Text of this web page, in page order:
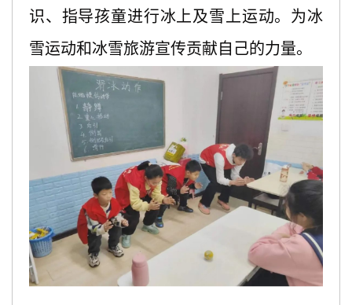
识、指导孩童进行冰上及雪上运动。为冰
雪运动和冰雪旅游宣传贡献自己的力量。